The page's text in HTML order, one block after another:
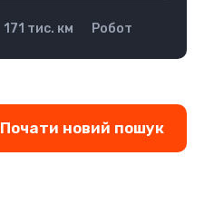
171 тис. км
Робот
Почати новий пошук